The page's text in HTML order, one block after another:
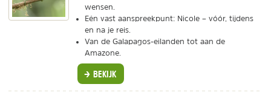
wensen.
Eén vast aanspreekpunt: Nicole – vóór, tijdens
en na je reis.
Van de Galapagos-eilanden tot aan de
Amazone.
BEKIJK